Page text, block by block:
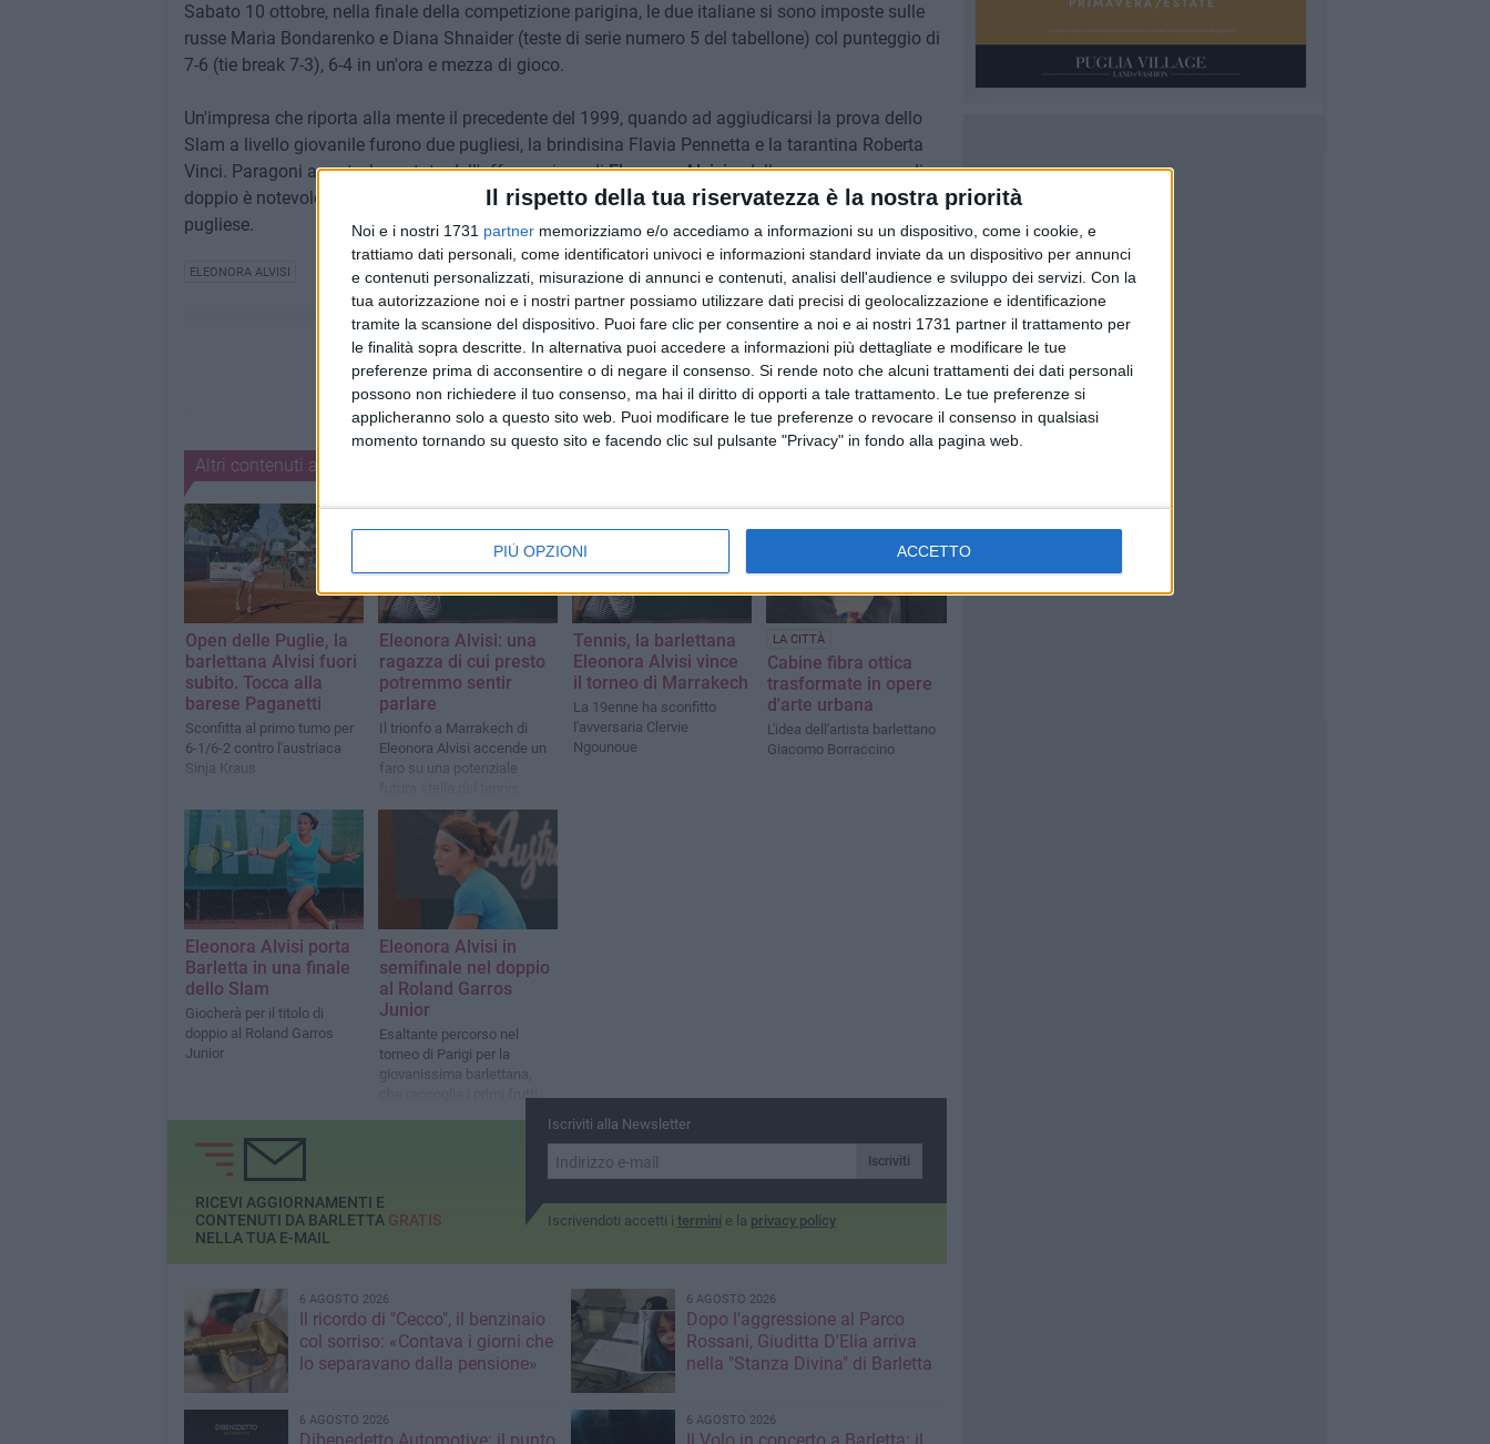
Il rispetto della tua riservatezza è la nostra priorità
Noi e i nostri 1731 partner memorizziamo e/o accediamo a informazioni su un dispositivo, come i cookie, e
trattiamo dati personali, come identificatori univoci e informazioni standard inviate da un dispositivo per annunci
e contenuti personalizzati, misurazione di annunci e contenuti, analisi dell'audience e sviluppo dei servizi. Con la
tua autorizzazione noi e i nostri partner possiamo utilizzare dati precisi di geolocalizzazione e identificazione
tramite la scansione del dispositivo. Puoi fare clic per consentire a noi e ai nostri 1731 partner il trattamento per
le finalità sopra descritte. In alternativa puoi accedere a informazioni più dettagliate e modificare le tue
preferenze prima di acconsentire o di negare il consenso. Si rende noto che alcuni trattamenti dei dati personali
possono non richiedere il tuo consenso, ma hai il diritto di opporti a tale trattamento. Le tue preferenze si
applicheranno solo a questo sito web. Puoi modificare le tue preferenze o revocare il consenso in qualsiasi
momento tornando su questo sito e facendo clic sul pulsante "Privacy" in fondo alla pagina web.
PIÙ OPZIONI ACCETTO
Sabato 10 ottobre, nella finale della competizione parigina, le due italiane si sono imposte sulle
russe Maria Bondarenko e Diana Shnaider (teste di serie numero 5 del tabellone) col punteggio di
7-6 (tie break 7-3), 6-4 in un'ora e mezza di gioco.
Un'impresa che riporta alla mente il precedente del 1999, quando ad aggiudicarsi la prova dello
Slam a livello giovanile furono due pugliesi, la brindisina Flavia Pennetta e la tarantina Roberta
Vinci. Paragoni a parte, la portata dell'affermazione diEleonora Alvisie della sua compagna di
doppio è notevole e certifica, ancora una volta, la crescita confortante del movimento tennistico
pugliese.
ELEONORA ALVISI
Altri contenuti a tema
Open delle Puglie, la
barlettana Alvisi fuori
subito. Tocca alla
barese Paganetti
Sconfitta al primo turno per
6-1/6-2 contro l'austriaca
Sinja Kraus
Eleonora Alvisi: una
ragazza di cui presto
potremmo sentir
parlare
Il trionfo a Marrakech di
Eleonora Alvisi accende un
faro su una potenziale
Tennis, la barlettana
Eleonora Alvisi vince
il torneo di Marrakech
La 19enne ha sconfitto
l'avversaria Clervie
Ngounoue
LA CITTÀ
Cabine fibra ottica
trasformate in opere
d'arte urbana
L'idea dell'artista barlettano
Giacomo Borraccino
Eleonora Alvisi porta
Barletta in una finale
dello Slam
Giocherà per il titolo di
doppio al Roland Garros
Junior
Eleonora Alvisi in
semifinale nel doppio
al Roland Garros
Junior
Esaltante percorso nel
torneo di Parigi per la
giovanissima barlettana,
che raccoglie i primi frutti di
Iscriviti alla Newsletter
Iscriviti
Iscrivendoti accetti i termini e la privacy policy
RICEVI AGGIORNAMENTI E
CONTENUTI DA BARLETTA GRATIS
NELLA TUA E-MAIL
6 AGOSTO 2026
Il ricordo di "Cecco", il benzinaio
col sorriso: «Contava i giorni che
lo separavano dalla pensione»
6 AGOSTO 2026
Dopo l'aggressione al Parco
Rossani, Giuditta D'Elia arriva
nella "Stanza Divina" di Barletta
6 AGOSTO 2026 6 AGOSTO 2026